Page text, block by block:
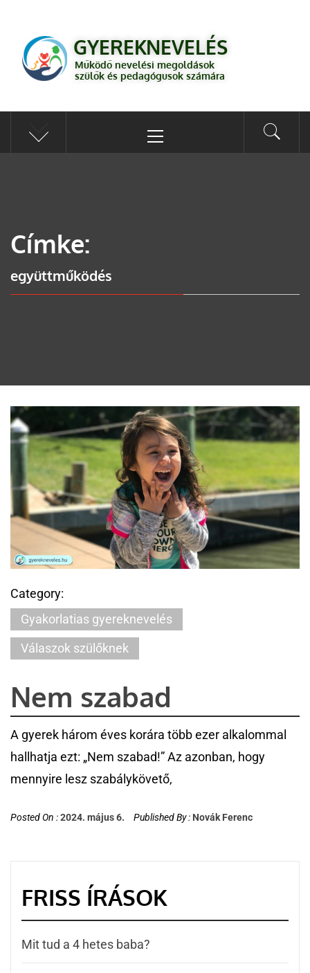
GYEREKNEVELÉS
számára
GYEREKNEVELÉS
Működő nevelési megoldások
szülők és pedagógusok számára
Címke:
együttműködés
Category:
Gyakorlatias gyereknevelés
Válaszok szülőknek
Nem szabad
A gyerek három éves korára több ezer alkalommal
hallhatja ezt: „Nem szabad!” Az azonban, hogy
mennyire lesz szabálykövető,
Posted On :2024. május 6. Published By : Novák Ferenc
FRISS ÍRÁSOK
Mit tud a 4 hetes baba?